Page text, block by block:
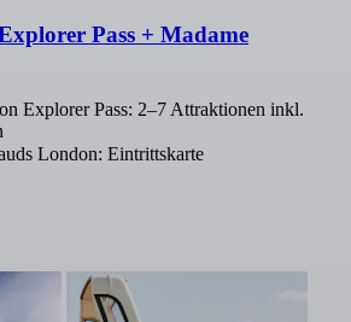
Pass + Madame
Explorer Pass: 2–7 Attraktionen inkl.
London: Eintrittskarte